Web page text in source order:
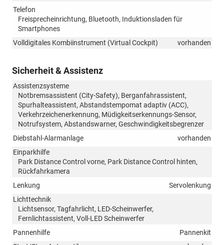
Telefon
Freisprecheinrichtung, Bluetooth, Induktionsladen für
Smartphones
Volldigitales Kombiinstrument (Virtual Cockpit)
vorhanden
Sicherheit & Assistenz
Assistenzsysteme
Notbremsassistent (City-Safety), Berganfahrassistent,
Spurhalteassistent, Abstandstempomat adaptiv (ACC),
Verkehrzeichenerkennung, Müdigkeitserkennungs-Sensor,
Notrufsystem, Abstandswarner, Geschwindigkeitsbegrenzer
Diebstahl-Alarmanlage
vorhanden
Einparkhilfe
Park Distance Control vorne, Park Distance Control hinten,
Rückfahrkamera
Lenkung
Servolenkung
Lichttechnik
Lichtsensor, Tagfahrlicht, LED-Scheinwerfer,
Fernlichtassistent, Voll-LED Scheinwerfer
Pannenhilfe
Pannenkit